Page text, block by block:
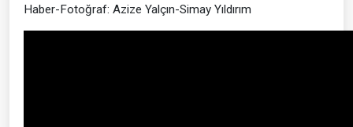
Haber-Fotoğraf: Azize Yalçın-Simay Yıldırım